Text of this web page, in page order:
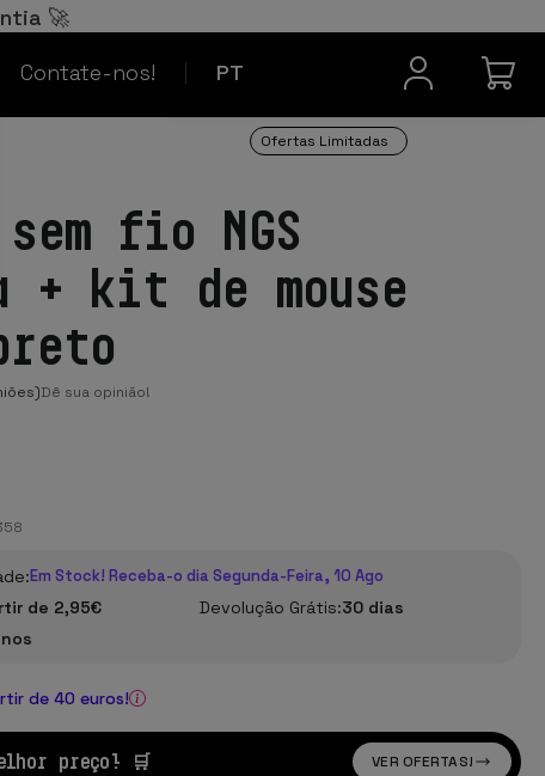
🚀
PT
Contate-nos!
Contacto
Ofertas Limitadas
fio NGS
+ kit de mouse
Dê sua opinião!
Em Stock! Receba-o dia Segunda-Feira, 10 Ago
de 2,95€ Devolução Grátis:30 dias
de 40 euros!
preço! 🛒 VER OFERTAS!